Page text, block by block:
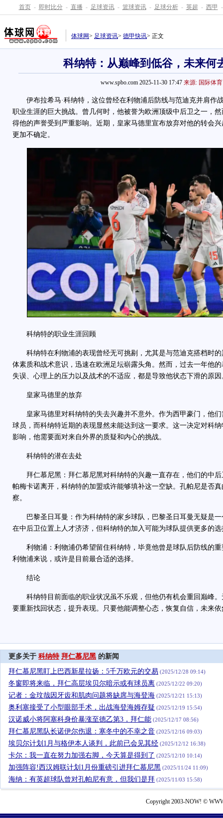
首页 - 即时比分 - 直播 - 足球资讯 - 篮球资讯 - 足球分析 - 英超 - 西甲 -
体球网> 足球资讯> 德甲快讯> 正文
科纳特：从巅峰到低谷，未来何
www.spbo.com 2025-11-30 17:47 来源: 国际体育
伊布拉希马·科纳特，这位曾经在利物浦后防线与范迪克并肩作
职业生涯的巨大挑战。曾几何时，他被誉为欧洲顶级中后卫之一，
得他的声誉受到严重影响。近期，皇家马德里宣布放弃对他的转会
更加不确定。
科纳特的职业生涯回顾
科纳特在利物浦的表现曾经无可挑剔，尤其是与范迪克搭档时的
体素质和战术意识，迅速在欧洲足坛崭露头角。然而，过去一年他
失误、心理上的压力以及战术的不适应，都是导致他状态下滑的原因
皇家马德里的放弃
皇家马德里对科纳特的失去兴趣并不意外。作为西甲豪门，他们
球员，而科纳特近期的表现显然未能达到这一要求。这一决定对科
影响，他需要面对来自外界的质疑和内心的挑战。
科纳特的潜在去处
拜仁慕尼黑：拜仁慕尼黑对科纳特的兴趣一直存在，他们的中后
帕梅卡诺离开，科纳特的加盟或许能够填补这一空缺。孔帕尼是否
察。
巴黎圣日耳曼：作为科纳特的家乡球队，巴黎圣日耳曼无疑是一
在中后卫位置上人才济济，但科纳特的加入可能为球队提供更多的
利物浦：利物浦仍希望留住科纳特，毕竟他曾是球队后防线的重
利物浦来说，或许是目前最合适的选择。
结论
科纳特目前面临的职业状况虽不乐观，但他仍有机会重回巅峰。
要重新找回状态，提升表现。只要他能调整心态，恢复自信，未来
更多关于 科纳特 拜仁慕尼黑 的新闻
拜仁慕尼黑盯上巴西新星拉扬：5千万欧元的交易 (2025/12/28 09:14)
冬窗即将来临，拜仁高层埃贝尔暗示或有球员离 (2025/12/22 09:20)
记者：金玟哉因牙齿和肌肉问题将缺席与海登海 (2025/12/21 15:13)
奥利塞接受了小型眼部手术，出战海登海姆存疑 (2025/12/19 15:54)
汉诺威小将阿塞科身价暴涨至德乙第3，拜仁能 (2025/12/17 08:56)
拜仁慕尼黑队长诺伊尔伤退：寒冬中的不幸之音 (2025/12/16 09:03)
埃贝尔计划1月与格伊本人谈判，此前已会见其经 (2025/12/12 16:38)
卡尔：我一直在努力加强右脚，今天算是得到了 (2025/12/10 10:14)
加强阵容!西汉姆联计划1月份重磅引进拜仁慕尼黑 (2025/11/24 11:09)
海纳：有英超球队曾对孔帕尼有意，但我们是拜 (2025/11/03 15:58)
Copyright 2003-NOW! ©